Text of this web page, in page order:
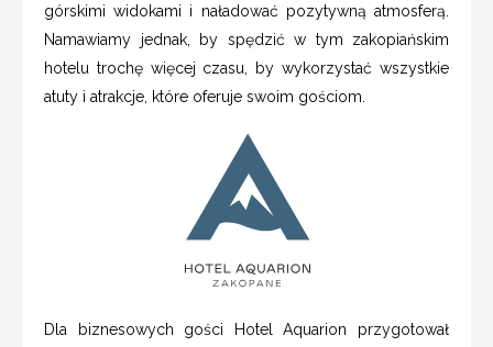
górskimi widokami i naładować pozytywną atmosferą.
Namawiamy jednak, by spędzić w tym zakopiańskim
hotelu trochę więcej czasu, by wykorzystać wszystkie
atuty i atrakcje, które oferuje swoim gościom.
Dla biznesowych gości Hotel Aquarion przygotował